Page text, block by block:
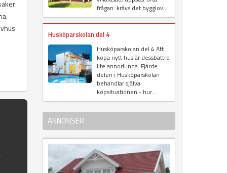
frågan: krävs det bygglov...
Husköparskolan del 4
Husköparskolan del 4 Att
köpa nytt hus är dessbättre
lite annorlunda. Fjärde
delen i Husköparskolan
behandlar själva
köpsituationen - hur...
ANNONSER